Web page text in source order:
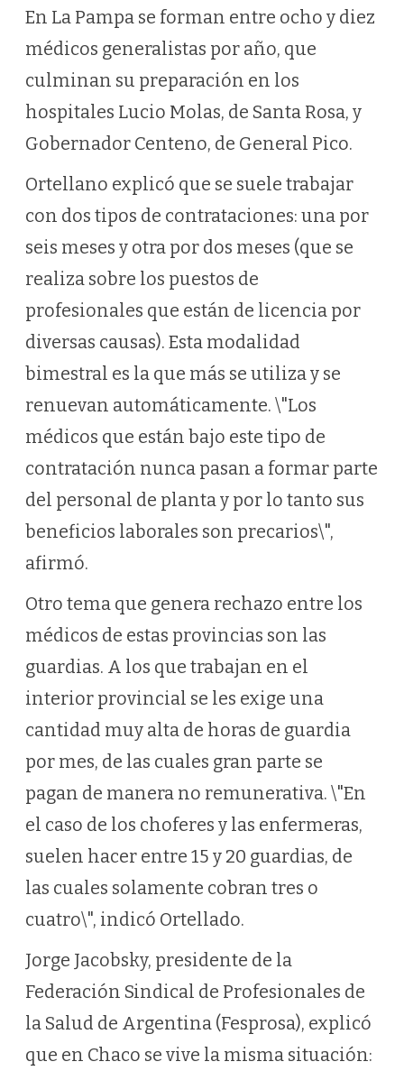
En La Pampa se forman entre ocho y diez
médicos generalistas por año, que
culminan su preparación en los
hospitales Lucio Molas, de Santa Rosa, y
Gobernador Centeno, de General Pico.
Ortellano explicó que se suele trabajar
con dos tipos de contrataciones: una por
seis meses y otra por dos meses (que se
realiza sobre los puestos de
profesionales que están de licencia por
diversas causas). Esta modalidad
bimestral es la que más se utiliza y se
renuevan automáticamente. \"Los
médicos que están bajo este tipo de
contratación nunca pasan a formar parte
del personal de planta y por lo tanto sus
beneficios laborales son precarios\",
afirmó.
Otro tema que genera rechazo entre los
médicos de estas provincias son las
guardias. A los que trabajan en el
interior provincial se les exige una
cantidad muy alta de horas de guardia
por mes, de las cuales gran parte se
pagan de manera no remunerativa. \"En
el caso de los choferes y las enfermeras,
suelen hacer entre 15 y 20 guardias, de
las cuales solamente cobran tres o
cuatro\", indicó Ortellado.
Jorge Jacobsky, presidente de la
Federación Sindical de Profesionales de
la Salud de Argentina (Fesprosa), explicó
que en Chaco se vive la misma situación: